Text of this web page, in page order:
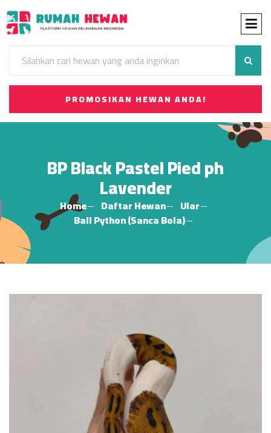
PROMOSIKAN HEWAN ANDA!
BP Black Pastel Pied ph
Lavender
Home Daftar Hewan
Ular
Ball Python (Sanca Bola)